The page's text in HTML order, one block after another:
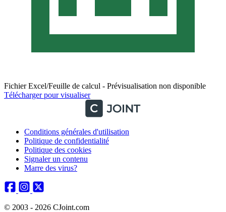
Fichier Excel/Feuille de calcul - Prévisualisation non disponible
Télécharger pour visualiser
Conditions générales d'utilisation
Politique de confidentialité
Politique des cookies
Signaler un contenu
Marre des virus?
© 2003 - 2026 CJoint.com